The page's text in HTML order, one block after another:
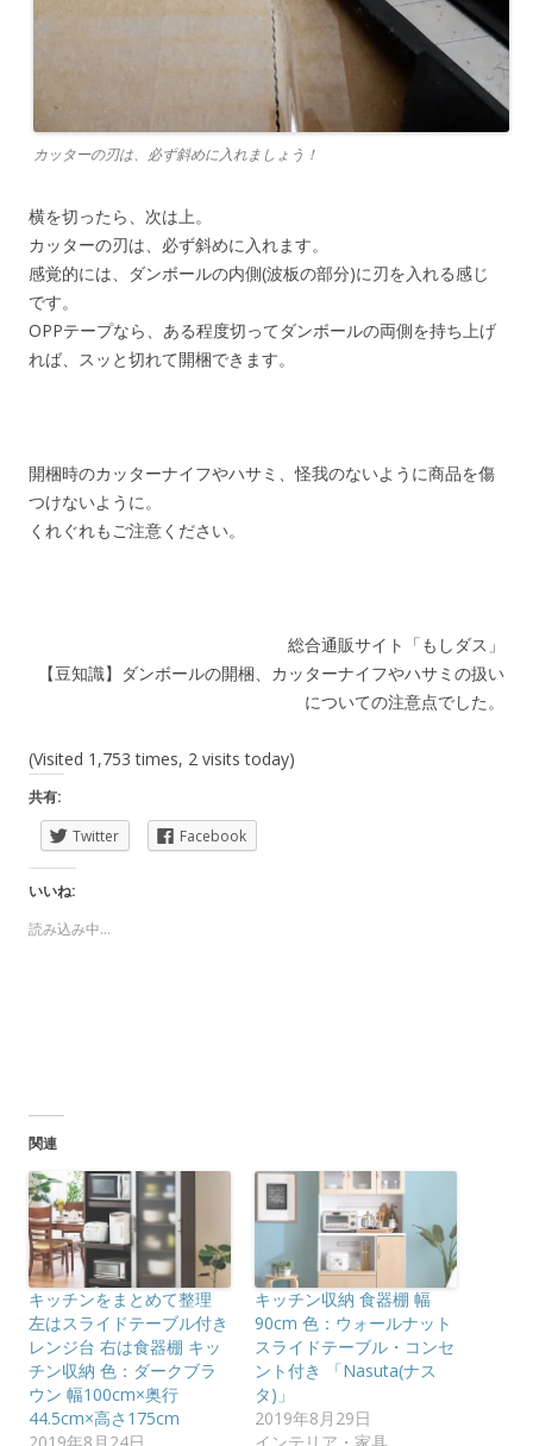
カッターの刃は、必ず斜めに入れましょう！
横を切ったら、次は上。
カッターの刃は、必ず斜めに入れます。
感覚的には、ダンボールの内側(波板の部分)に刃を入れる感じ
です。
OPPテープなら、ある程度切ってダンボールの両側を持ち上げ
れば、スッと切れて開梱できます。
開梱時のカッターナイフやハサミ、怪我のないように商品を傷
つけないように。
くれぐれもご注意ください。
総合通販サイト「もしダス」
【豆知識】ダンボールの開梱、カッターナイフやハサミの扱い
についての注意点でした。
(Visited 1,753 times, 2 visits today)
共有:
Twitter
Facebook
いいね:
読み込み中...
関連
キッチンをまとめて整理
左はスライドテーブル付き
レンジ台 右は食器棚 キッ
チン収納 色：ダークブラ
ウン 幅100cm×奥行
44.5cm×高さ175cm
2019年8月24日
キッチン収納 食器棚 幅
90cm 色：ウォールナット
スライドテーブル・コンセ
ント付き 「Nasuta(ナス
タ)」
2019年8月29日
インテリア・家具